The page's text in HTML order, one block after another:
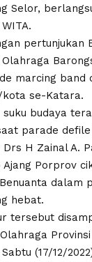
Selor,
pertunjukan
marcing band
se-Katara.
budaya
parade
H Zainal A.
Porprov
dalam
hebat.
tersebut
(17/12/